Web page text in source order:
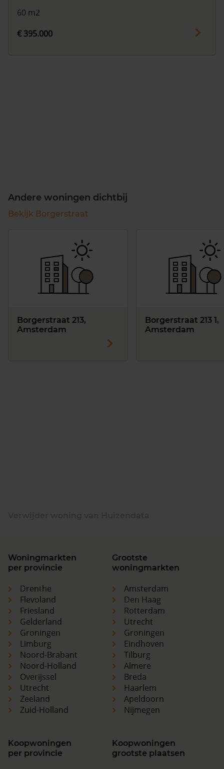
60 m2
€ 395.000
Andere woningen dichtbij
Bekijk Borgerstraat
Borgerstraat 213,
Amsterdam
Borgerstraat 213 1,
Amsterdam
Woningmarkten
per provincie
Drenthe
Flevoland
Friesland
Gelderland
Groningen
Limburg
Noord-Brabant
Noord-Holland
Overijssel
Utrecht
Zeeland
Zuid-Holland
Grootste
woningmarkten
Amsterdam
Den Haag
Rotterdam
Utrecht
Groningen
Eindhoven
Tilburg
Almere
Breda
Haarlem
Apeldoorn
Nijmegen
Koopwoningen
per provincie
Koopwoningen
grootste plaatsen